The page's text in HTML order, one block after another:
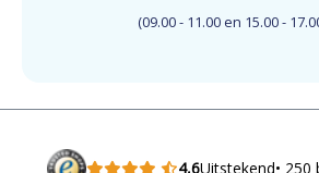
(09.00 - 11.00 en 15.00 -
4,6Uitstekend• 250